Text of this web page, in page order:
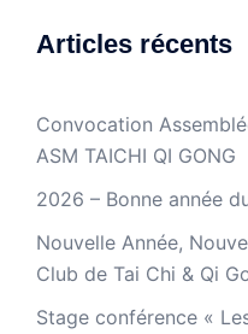
Articles récents
Convocation
ASM TAICHI QI GONG
2026 – Bonne année
Nouvelle Année,
Club de Tai Chi & Qi
Stage conférence «